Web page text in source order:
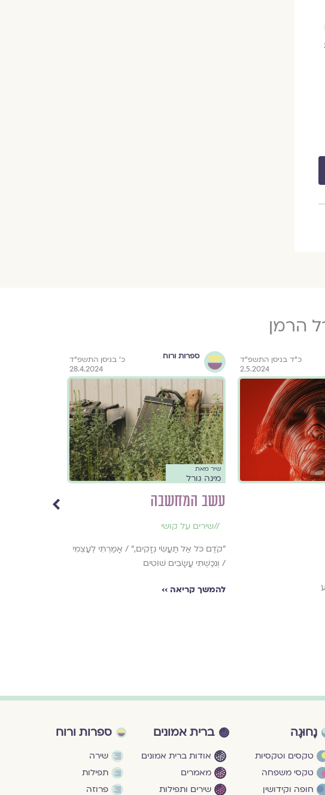
הרמן
כ״ד בניסן התשפ״ד
2.5.2024
ספרות ורוח
כ׳ בניסן התשפ״ד
28.4.2024
שיר מאת
מינה גורל
עשב המחשבה
//שירים על קושי
"קֹדֶם כֹּל אַל תַּעֲשִׂי נְזָקִים," / אָמַרְתִּי לְעַצְמִי
/ וְנִכַּשְׁתִּי עֲשָׂבִים שׁוֹטִים
להמשך קריאה ››
אולי עיניך
נָחוּגָה
טקסים וטקסיות
טקסי משפחה
חופה וקידושין
ברית אמונים
אודות ברית אמונים
מאמרים
שירים ותפילות
ספרות ורוח
שירה
תפילות
פרוזה